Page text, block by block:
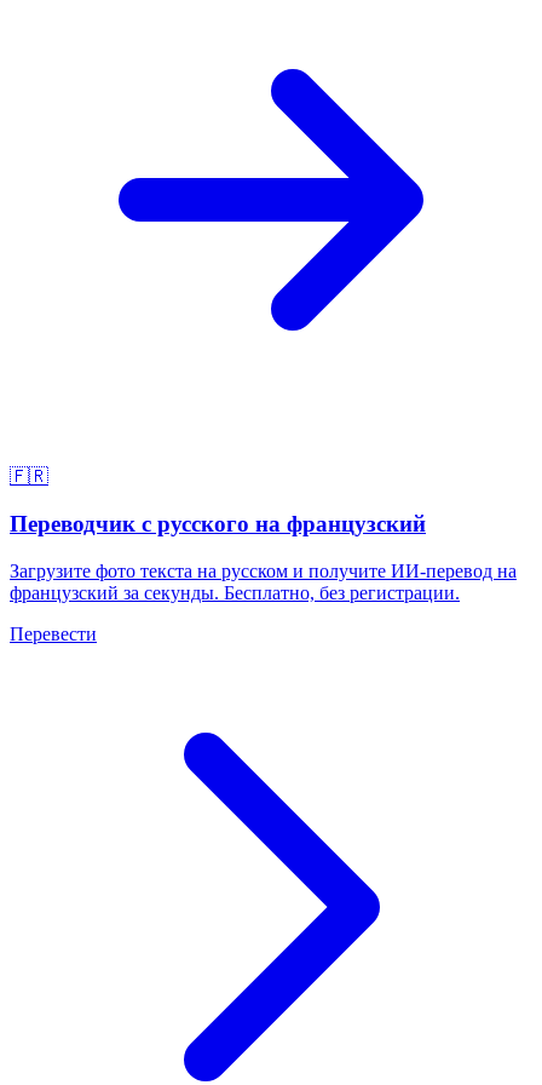
🇫🇷
Переводчик с русского на французский
Загрузите фото текста на русском и получите ИИ-перевод на
французский за секунды. Бесплатно, без регистрации.
Перевести